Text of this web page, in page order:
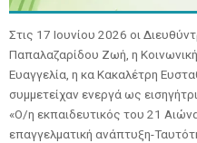
Στις 17 Ιουνίου 2026 οι
Παπαλαζαρίδου Ζωή, η
Ευαγγελία, η κα Κακαλέτρη
συμμετείχαν ενεργά ως
«Ο/η εκπαιδευτικός του 21
επαγγελματική ανάπτυξη-